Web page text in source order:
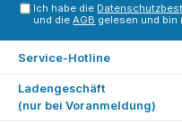
Ich habe die
und dieAGB gelesen und bin
Service-Hotline
Ladengeschäft
(nur bei Voranmeldung)